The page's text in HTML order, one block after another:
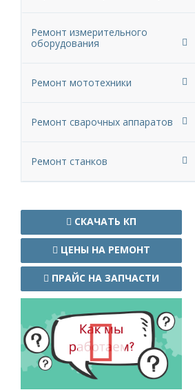
Ремонт измерительного
оборудования
Ремонт мототехники
Ремонт сварочных аппаратов
Ремонт станков
СКАЧАТЬ КП
ЦЕНЫ НА РЕМОНТ
ПРАЙС НА ЗАПЧАСТИ